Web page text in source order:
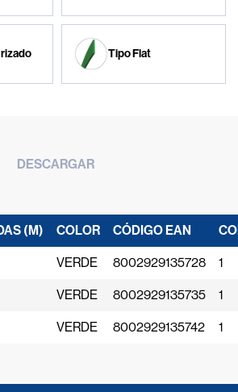
Tipo Flat
DESCARGAR
(M) COLOR CÓDIGO EAN
VERDE 8002929135728 1
VERDE 8002929135735 1
VERDE 8002929135742 1